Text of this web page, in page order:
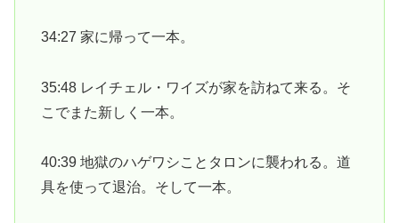
34:27 家に帰って一本。
35:48 レイチェル・ワイズが家を訪ねて来る。そ
こでまた新しく一本。
40:39 地獄のハゲワシことタロンに襲われる。道
具を使って退治。そして一本。